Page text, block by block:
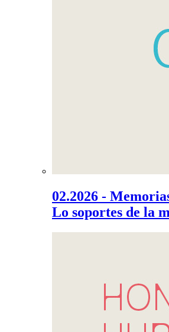
02.2026 -
Lo soportes de la